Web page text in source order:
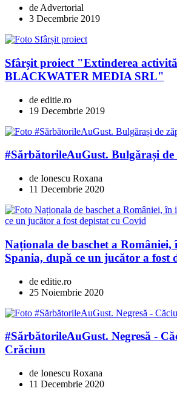
de Advertorial
3 Decembrie 2019
Sfârșit proiect "Extinderea
BLACKWATER MEDIA SRL"
de editie.ro
19 Decembrie 2019
#SărbătorileAuGust. Bulgărași de
de Ionescu Roxana
11 Decembrie 2020
Naționala de baschet a României,
Spania, după ce un jucător a fost
de editie.ro
25 Noiembrie 2020
#SărbătorileAuGust. Negresă -
Crăciun
de Ionescu Roxana
11 Decembrie 2020